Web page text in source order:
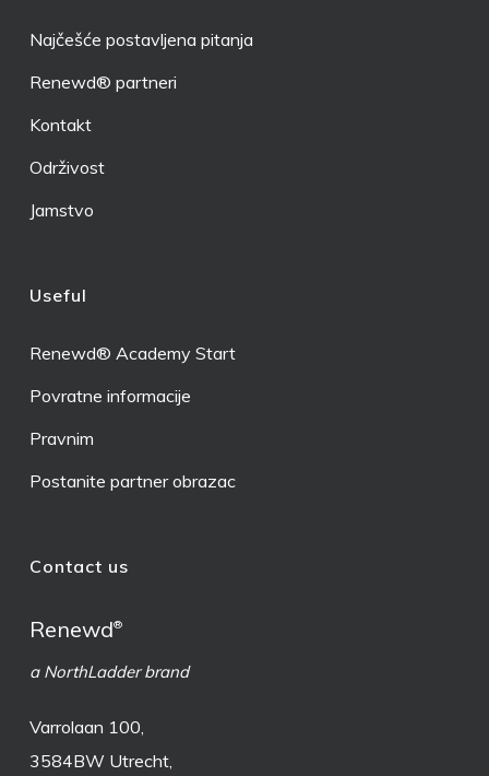
Najčešće postavljena pitanja
Renewd® partneri
Kontakt
Održivost
Jamstvo
Useful
Renewd® Academy Start
Povratne informacije
Pravnim
Postanite partner obrazac
Contact us
Renewd®
a NorthLadder brand
Varrolaan 100,
3584BW Utrecht,